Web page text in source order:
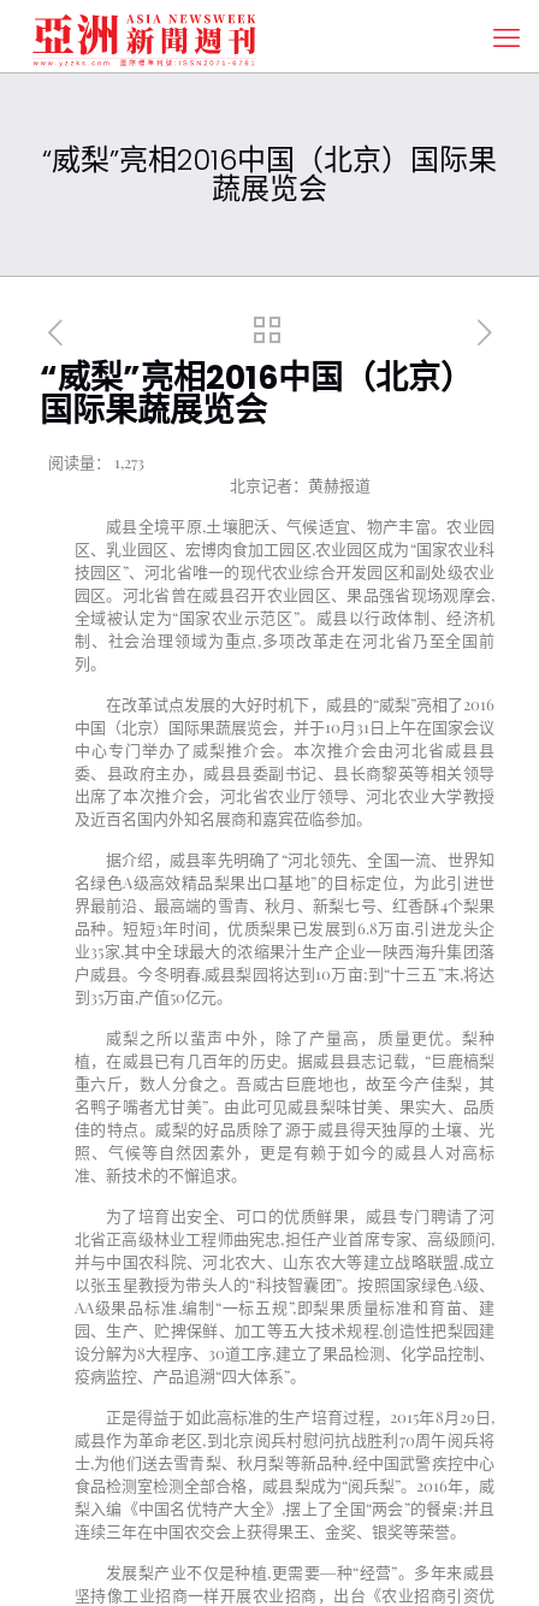
“威梨”亮相2016中国（北京）国际果
蔬展览会
“威梨”亮相2016中国（北京）
国际果蔬展览会
阅读量：
1,273
北京记者：黄赫报道
威县全境平原,土壤肥沃、气候适宜、物产丰富。农业园
区、乳业园区、宏博肉食加工园区,农业园区成为“国家农业科
技园区”、河北省唯一的现代农业综合开发园区和副处级农业
园区。河北省曾在威县召开农业园区、果品强省现场观摩会,
全域被认定为“国家农业示范区”。威县以行政体制、经济机
制、社会治理领域为重点,多项改革走在河北省乃至全国前
列。
在改革试点发展的大好时机下，威县的“威梨”亮相了2016
中国（北京）国际果蔬展览会，并于10月31日上午在国家会议
中心专门举办了威梨推介会。本次推介会由河北省威县县
委、县政府主办，威县县委副书记、县长商黎英等相关领导
出席了本次推介会，河北省农业厅领导、河北农业大学教授
及近百名国内外知名展商和嘉宾莅临参加。
据介绍，威县率先明确了“河北领先、全国一流、世界知
名绿色A级高效精品梨果出口基地”的目标定位，为此引进世
界最前沿、最高端的雪青、秋月、新梨七号、红香酥4个梨果
品种。短短3年时间，优质梨果已发展到6.8万亩,引进龙头企
业35家,其中全球最大的浓缩果汁生产企业一陕西海升集团落
户威县。今冬明春,威县梨园将达到10万亩;到“十三五”末,将达
到35万亩,产值50亿元。
威梨之所以蜚声中外，除了产量高，质量更优。梨种
植，在威县已有几百年的历史。据威县县志记载，“巨鹿槁梨
重六斤，数人分食之。吾威古巨鹿地也，故至今产佳梨，其
名鸭子嘴者尤甘美”。由此可见威县梨味甘美、果实大、品质
佳的特点。威梨的好品质除了源于威县得天独厚的土壤、光
照、气候等自然因素外，更是有赖于如今的威县人对高标
准、新技术的不懈追求。
为了培育出安全、可口的优质鲜果，威县专门聘请了河
北省正高级林业工程师曲宪忠,担任产业首席专家、高级顾问,
并与中国农科院、河北农大、山东农大等建立战略联盟,成立
以张玉星教授为带头人的“科技智囊团”。按照国家绿色A级、
AA级果品标准,编制“一标五规”,即梨果质量标准和育苗、建
园、生产、贮捭保鲜、加工等五大技术规程,创造性把梨园建
设分解为8大程序、 30道工序,建立了果品检测、化学品控制、
疫病监控、产品追溯“四大体系”。
正是得益于如此高标准的生产培育过程， 2015年8月29日,
威县作为革命老区,到北京阅兵村慰问抗战胜利70周午阅兵将
士,为他们送去雪青梨、秋月梨等新品种,经中国武警疾控中心
食品检测室检测全部合格，威县梨成为“阅兵梨”。 2016年，威
梨入编《中国名优特产大全》 ,摆上了全国“两会”的餐桌;并且
连续三年在中国农交会上获得果王、金奖、银奖等荣誉。
发展梨产业不仅是种植,更需要―种“经营”。多年来威县
坚持像工业招商一样开展农业招商，出台《农业招商引资优